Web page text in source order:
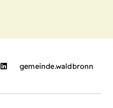
gemeinde.waldbronn